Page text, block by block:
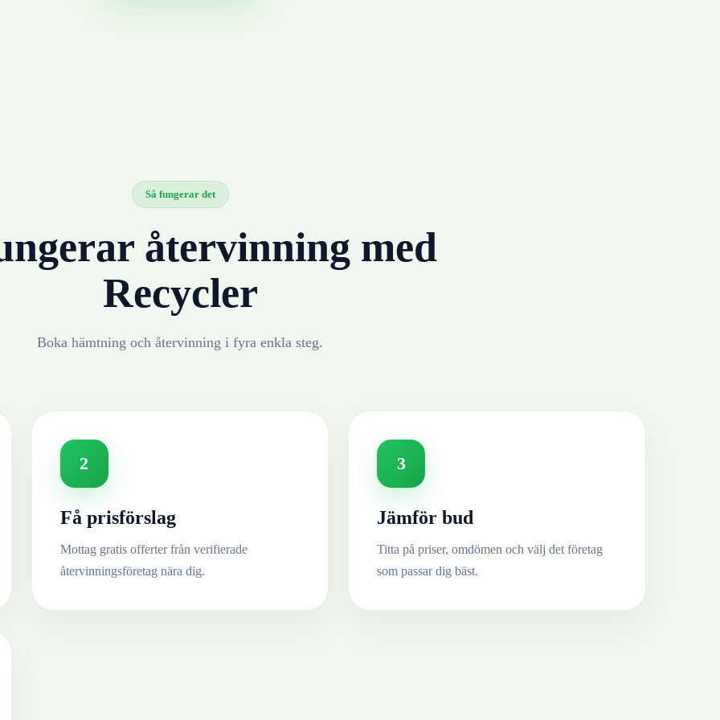
Så fungerar det
återvinning med
Recycler
Boka hämtning och återvinning i fyra enkla steg.
2
Få prisförslag
Mottag gratis offerter från verifierade
återvinningsföretag nära dig.
3
Jämför bud
Titta på priser, omdömen och välj det företag
som passar dig bäst.